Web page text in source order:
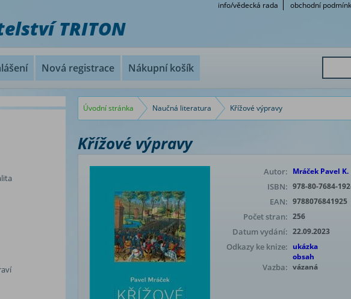
info/vědecká rada obchodní
TRITON
Nová registrace Nákupní košík
Úvodní stránka Naučná literatura Křížové výpravy
Křížové výpravy
Autor: Mráček Pavel K.
ISBN: 978-80-7684-
EAN: 9788076841925
Počet stran: 256
Datum vydání: 22.09.2023
Odkazy ke knize: ukázka
obsah
Vazba: vázaná